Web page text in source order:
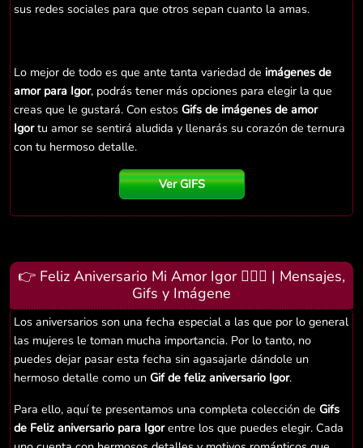
sus redes sociales para que otros sepan cuanto la amas.
Lo mejor de todo es que ante tanta variedad de imágenes de
amor para Igor, podrás tener más opciones para elegir la que
creas que le gustará. Con estos Gifs de imágenes de amor
Igortu amor se sentirá aludida y llenarás su corazón de ternura
con tu hermoso detalle.
Ver GIFS
👉 Feliz Aniversario Mi Amor Igor 👨‍❤️‍👨 | Mensajes,
Gifs y Imágene
Los aniversarios son una fecha especial a las que por lo general
las mujeres le toman mucha importancia. Por lo tanto, no
puedes dejar pasar esta fecha sin agasajarle dándole un
hermoso detalle como un Gif de feliz aniversario Igor.
Para ello, aquí te presentamos una completa colección de Gifs
de Feliz aniversario para Igorentre los que puedes elegir. Cada